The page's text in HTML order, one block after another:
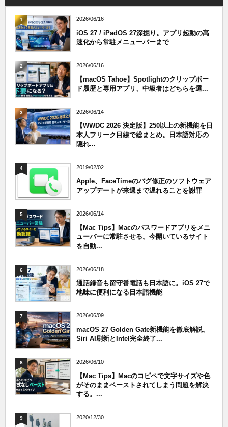
1 2026/06/16
iOS 27 / iPadOS 27深掘り。アプリ起動の高
速化から常駐メニューバーまで
2 2026/06/16
【macOS Tahoe】Spotlightのクリップボー
ド履歴と専用アプリ、中級者はどちらを選...
3 2026/06/14
【WWDC 2026 決定版】250以上の新機能を日
本人フリーク目線で総まとめ。日本語対応の
隠れ...
4 2019/02/02
Apple、FaceTimeのバグ修正のソフトウェア
アップデートが来週まで遅れることを謝罪
5 2026/06/14
【Mac Tips】Macのパスワードアプリをメニ
ューバーに常駐させる。今開いているサイト
を自動...
6 2026/06/18
通話録音も留守番電話も日本語に。iOS 27で
地味に便利になる日本語機能
7 2026/06/09
macOS 27 Golden Gate新機能を徹底解説。
Siri AI刷新とIntel完全終了...
8 2026/06/10
【Mac Tips】Macのコピペで文字サイズや色
がそのままペーストされてしまう問題を解決
する。...
9 2020/12/30